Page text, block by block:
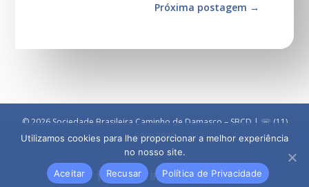
Próxima postagem →
© 2026 Sociedade Brasileira Caminho de Damasco – SBCD | ☏ (11)
5090 3030
Utilizamos cookies para lhe proporcionar a melhor experiência
no nosso site.
Aceitar
Recusar Política de Privacidade